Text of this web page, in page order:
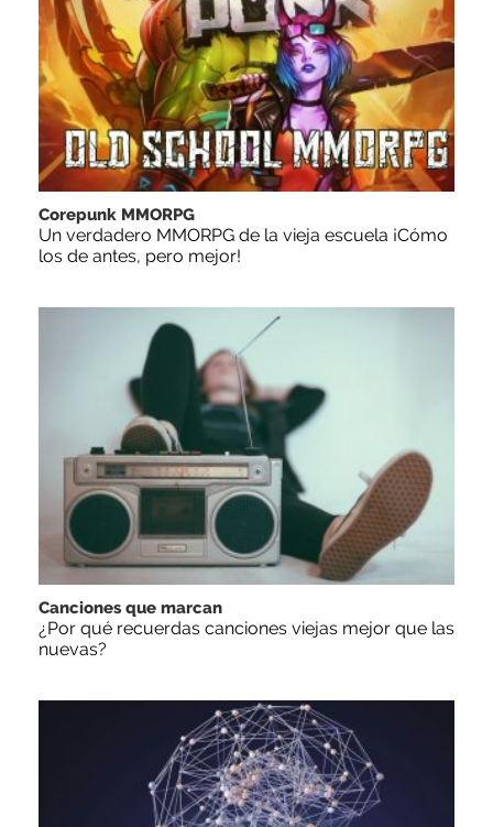
Corepunk MMORPG
Un verdadero MMORPG de la vieja escuela ¡Cómo
los de antes, pero mejor!
Canciones que marcan
¿Por qué recuerdas canciones viejas mejor que las
nuevas?